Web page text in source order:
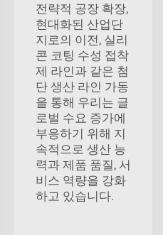
전략적 공장 확장,
현대화된 산업단
지로의 이전, 실리
콘 코팅 수성 접착
제 라인과 같은 첨
단 생산 라인 가동
을 통해 우리는 글
로벌 수요 증가에
부응하기 위해 지
속적으로 생산 능
력과 제품 품질, 서
비스 역량을 강화
하고 있습니다.